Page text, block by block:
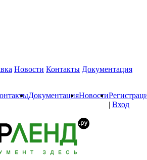
Новости Контакты Документация
ДокументацияНовости
| Вход